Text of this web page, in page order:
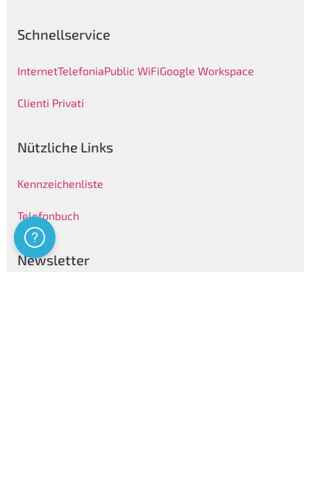
Schnellservice
InternetTelefoniaPublic WiFiGoogle Workspace
Clienti Privati
Nützliche Links
Kennzeichenliste
Telefonbuch
Newsletter